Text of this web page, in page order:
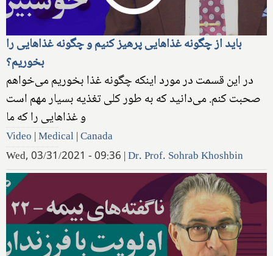
باید از چگونه غذاهایی پرهیز کنیم و چگونه غذاهایی را
بخوریم؟
در این قسمت در مورد اینکه چگونه غذا بخوریم می‌خواهم
صحبت کنم. می‌دانید که به طور کلی تغذیه بسیار مهم است
و غذاهایی را که ما
Video |Medical|Canada
Wed, 03/31/2021 - 09:36 |Dr. Prof. Sohrab Khoshbin